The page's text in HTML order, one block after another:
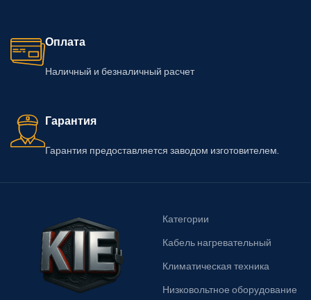
Оплата
Наличный и безналичный расчет
Гарантия
Гарантия предоставляется заводом изготовителем.
Категории
Кабель нагревательный
Климатическая техника
Низковольтное оборудование